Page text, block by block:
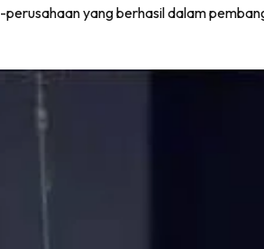
yang berhasil dalam